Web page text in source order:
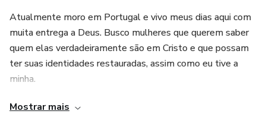
Atualmente moro em Portugal e vivo meus dias aqui com
muita entrega a Deus. Busco mulheres que querem saber
quem elas verdadeiramente são em Cristo e que possam
ter suas identidades restauradas, assim como eu tive a
minha.
Mostrar mais